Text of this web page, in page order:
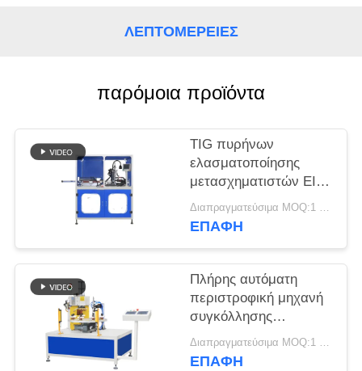
ΖΗΤΉΣΤΕ
ΑΠΌΣΠΑΣΜΑ
ΧΆΡΤΗΣ
ΙΣΤΌΤΟΠΟΥ
ΠΟΛΙΤΙΚΉ
ΛΕΠΤΟΜΈΡΕΙΕΣ
παρόμοια προϊόντα
TIG πυρήνων
ελασματοποίησης
μετασχηματιστών EI
αυτόματη μηχανή
συγκόλλησης με τη
Διαπραγματεύσιμα MOQ:1 σύνολο
ΕΠΑΦΉ
Πλήρης αυτόματη
περιστροφική μηχανή
συγκόλλησης
επιτραπέζιων σημείων
για το καρύδι με την
Διαπραγματεύσιμα MOQ:1 σύνολο
ΕΠΑΦΉ